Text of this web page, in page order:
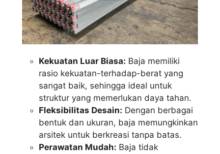
Kekuatan Luar Biasa: Baja memiliki
rasio kekuatan-terhadap-berat yang
sangat baik, sehingga ideal untuk
struktur yang memerlukan daya tahan.
Fleksibilitas Desain: Dengan berbagai
bentuk dan ukuran, baja memungkinkan
arsitek untuk berkreasi tanpa batas.
Perawatan Mudah: Baja tidak